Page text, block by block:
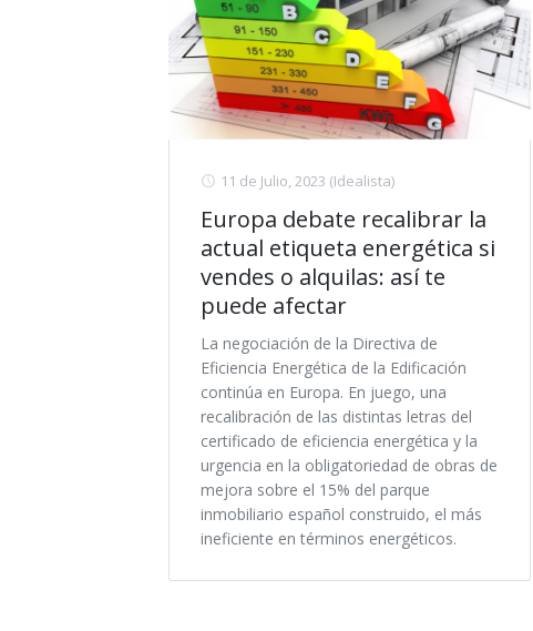
11 de Julio, 2023 (Idealista)
Europa debate recalibrar la
actual etiqueta energética si
vendes o alquilas: así te
puede afectar
La negociación de la Directiva de
Eficiencia Energética de la Edificación
continúa en Europa. En juego, una
recalibración de las distintas letras del
certificado de eficiencia energética y la
urgencia en la obligatoriedad de obras de
mejora sobre el 15% del parque
inmobiliario español construido, el más
ineficiente en términos energéticos.